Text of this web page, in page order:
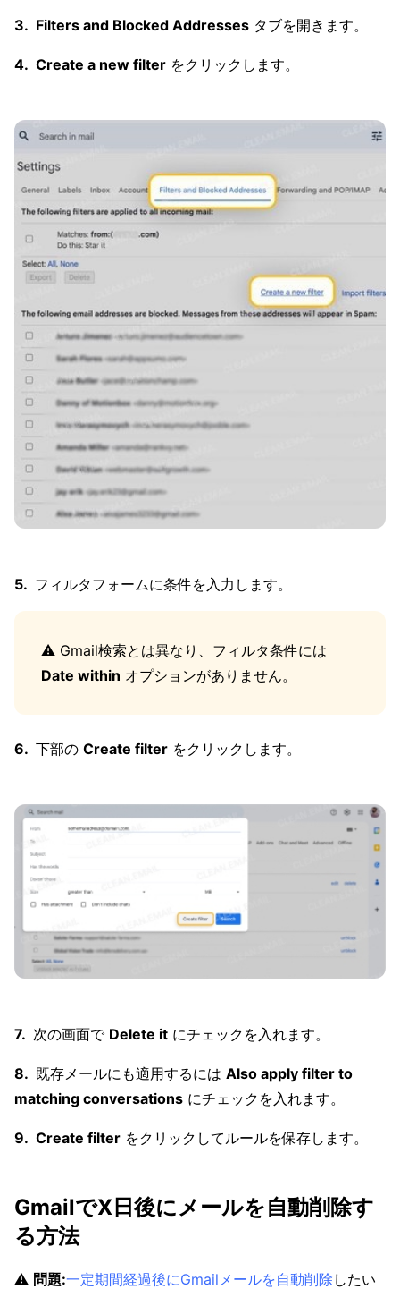
Filters and Blocked Addresses タブを開きます。
Create a new filter をクリックします。
フィルタフォームに条件を入力します。
⚠️ Gmail検索とは異なり、フィルタ条件には
Date within オプションがありません。
下部の Create filter をクリックします。
次の画面で Delete it にチェックを入れます。
既存メールにも適用するには Also apply filter to
matching conversations にチェックを入れます。
Create filter をクリックしてルールを保存します。
GmailでX日後にメールを自動削除す
る方法
⚠️ 問題:一定期間経過後にGmailメールを自動削除 したい